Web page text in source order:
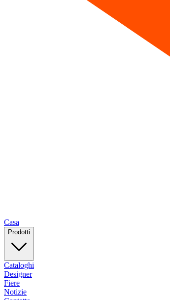
Casa
Prodotti
Cataloghi
Designer
Fiere
Notizie